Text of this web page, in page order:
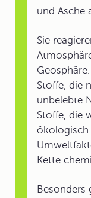
und Asche
Sie
Stoffe, die
unbelebte
Stoffe, die
ökologisch
Kette
Besonders